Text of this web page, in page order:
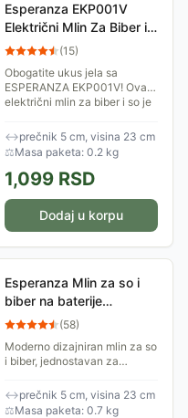
Esperanza EKP001V
Električni Mlin Za Biber i
So
(15)
Obogatite ukus jela sa
ESPERANZA EKP001V! Ovaj
električni mlin za biber i so je
nudi različite nivoe mlevenja.
Kompaktan...
↔prečnik 5 cm, visina 23 cm
⚖Masa paketa: 0.2 kg
1,099 RSD
Dodaj u korpu
Esperanza Mlin za so i
biber na baterije
EKP001G (58)
Moderno dizajniran mlin za so
i biber, jednostavan za
baterije. Podesiva finoća
mlevenja.
↔prečnik 5 cm, visina 23 cm
⚖Masa paketa: 0.7 kg